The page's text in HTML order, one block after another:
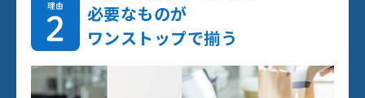
必要なものが
ワンストップで揃う